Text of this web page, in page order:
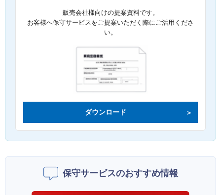
販売会社様向けの提案資料です。
お客様へ保守サービスをご提案いただく際にご活用くださ
い。
ダウンロード
保守サービスのおすすめ情報